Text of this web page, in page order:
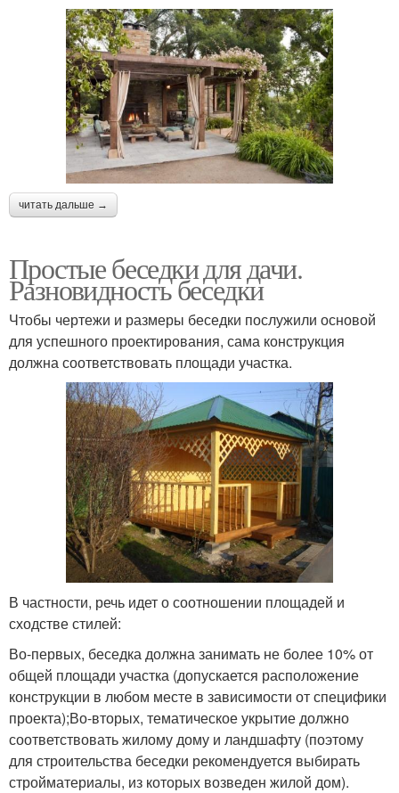
читать дальше →
Простые беседки для дачи.
Разновидность беседки
Чтобы чертежи и размеры беседки послужили основой
для успешного проектирования, сама конструкция
должна соответствовать площади участка.
В частности, речь идет о соотношении площадей и
сходстве стилей:
Во-первых, беседка должна занимать не более 10% от
общей площади участка (допускается расположение
конструкции в любом месте в зависимости от специфики
проекта);Во-вторых, тематическое укрытие должно
соответствовать жилому дому и ландшафту (поэтому
для строительства беседки рекомендуется выбирать
стройматериалы, из которых возведен жилой дом).